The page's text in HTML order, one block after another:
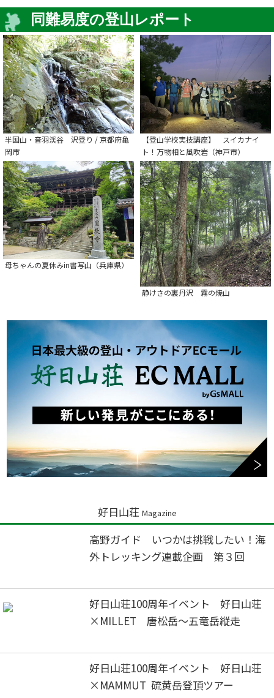
同難易度の登山レポート
半国山・音羽渓谷 沢登り / 京都府亀
岡市
【登山学校実技講座】 スイカナイ
ト！万物相と風吹岩（神戸市）
母ちゃんの夏休みin書写山（兵庫県）
静けさの裏丹沢 霧の焼山
好日山荘 Magazine
高野ガイド いつかは挑戦したい！海
外トレッキング連載企画 第３回
好日山荘100周年イベント 好日山荘
×MILLET 唐松岳～五竜岳縦走
好日山荘100周年イベント 好日山荘
×MAMMUT 硫黄岳登頂ツアー